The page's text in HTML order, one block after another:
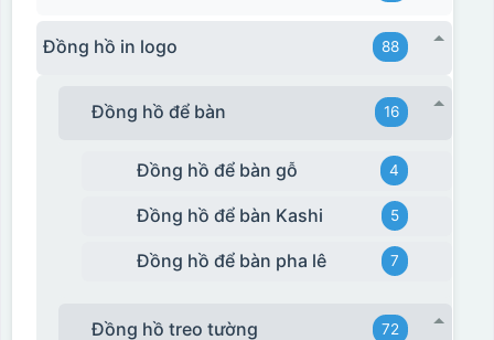
Đồng hồ in logo 88
Đồng hồ để bàn 16
Đồng hồ để bàn gỗ 4
Đồng hồ để bàn Kashi 5
Đồng hồ để bàn pha lê 7
Đồng hồ treo tường 72